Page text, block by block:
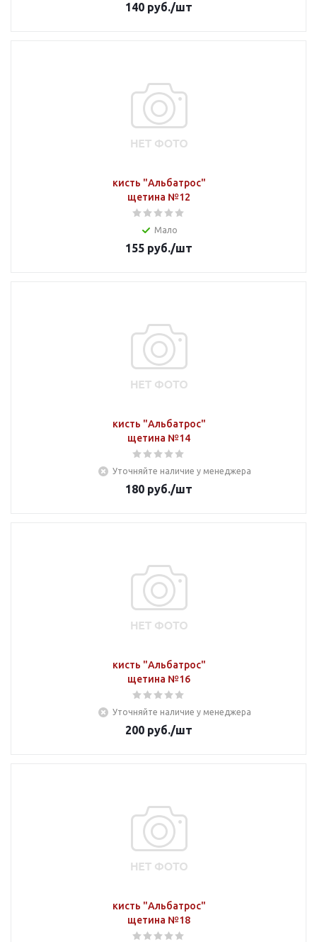
140 руб./шт
кисть "Альбатрос"
щетина №12
Мало
155 руб./шт
кисть "Альбатрос"
щетина №14
Уточняйте наличие у менеджера
180 руб./шт
кисть "Альбатрос"
щетина №16
Уточняйте наличие у менеджера
200 руб./шт
кисть "Альбатрос"
щетина №18